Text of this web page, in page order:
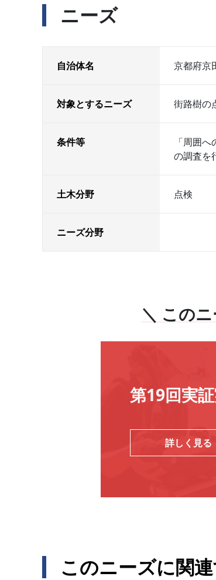
ニーズ
自治体名 京都府京
対象とするニーズ 街路樹の
条件等
「周囲
の調査を
土木分野 点検
ニーズ分野
＼ この
第19回実
詳しく見る
このニーズに関